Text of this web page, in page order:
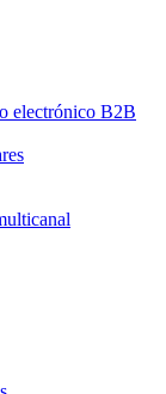
electrónico B2B